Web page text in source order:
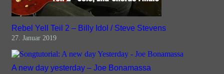
Rebel Yell Teil 2 – Billy Idol / Steve Stevens
27. Januar 2019
A new day yesterday – Joe Bonamassa